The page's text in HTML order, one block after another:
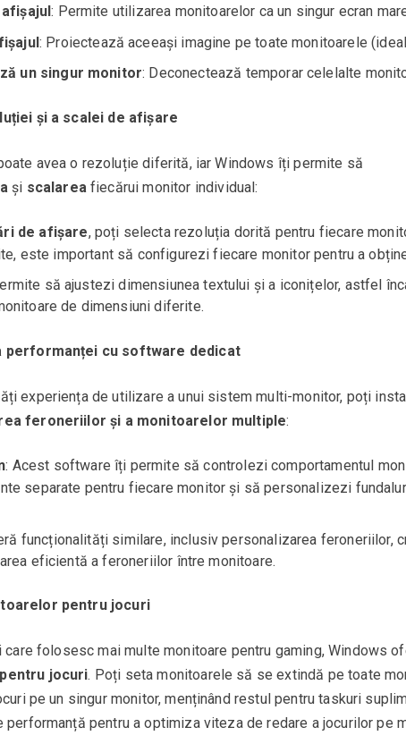
afișajul: Permite utilizarea monitoarelor ca un singur ecran
: Proiectează aceeași imagine pe toate monitoarele
un singur monitor: Deconectează temporar celelalte
și a scalei de afișare
avea o rezoluție diferită, iar Windows îți permite să
și scalareafiecărui monitor individual:
de afișare, poți selecta rezoluția dorită pentru fiecare
este important să configurezi fiecare monitor pentru a
să ajustezi dimensiunea textului și a iconițelor, astfel
de dimensiuni diferite.
performanței cu software dedicat
experiența de utilizare a unui sistem multi-monitor, poți
feroneriilor și a monitoarelor multiple:
: Acest software îți permite să controlezi comportamentul
separate pentru fiecare monitor și să personalizezi
funcționalități similare, inclusiv personalizarea feroneriilor,
eficientă a feroneriilor între monitoare.
pentru jocuri
care folosesc mai multe monitoare pentru gaming, Windows
jocuri. Poți seta monitoarele să se extindă pe toate
pe un singur monitor, menținând restul pentru taskuri
performanță pentru a optimiza viteza de redare a jocurilor pe